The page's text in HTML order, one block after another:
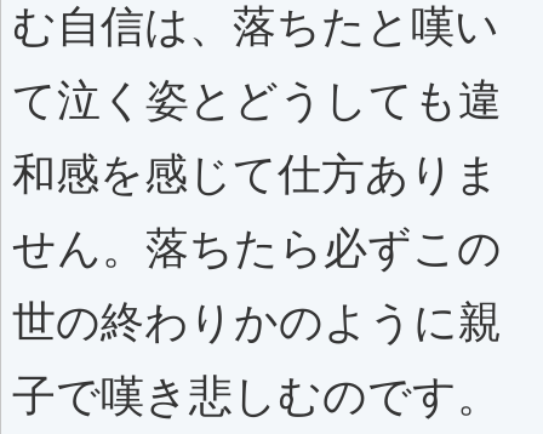
む自信は、落ちたと嘆い
て泣く姿とどうしても違
和感を感じて仕方ありま
せん。落ちたら必ずこの
世の終わりかのように親
子で嘆き悲しむのです。